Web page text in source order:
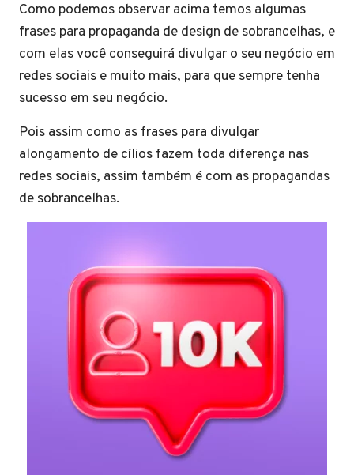
Como podemos observar acima temos algumas
frases para propaganda de design de sobrancelhas, e
com elas você conseguirá divulgar o seu negócio em
redes sociais e muito mais, para que sempre tenha
sucesso em seu negócio.
Pois assim como as frases para divulgar
alongamento de cílios fazem toda diferença nas
redes sociais, assim também é com as propagandas
de sobrancelhas.